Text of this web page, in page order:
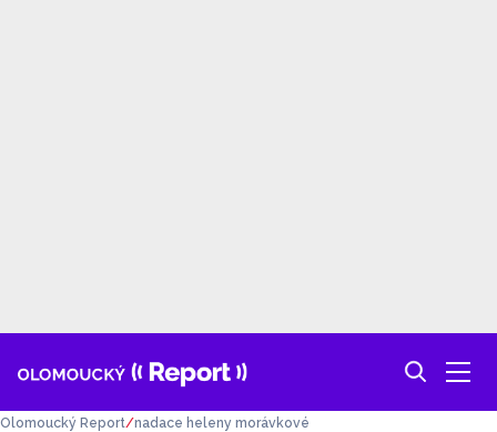
Olomoucký Report nadace heleny morávkové